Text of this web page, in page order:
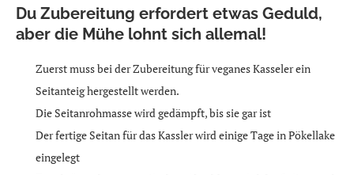
Du Zubereitung erfordert etwas Geduld,
aber die Mühe lohnt sich allemal!
Zuerst muss bei der Zubereitung für veganes Kasseler ein
Seitanteig hergestellt werden.
Die Seitanrohmasse wird gedämpft, bis sie gar ist
Der fertige Seitan für das Kassler wird einige Tage in Pökellake
eingelegt